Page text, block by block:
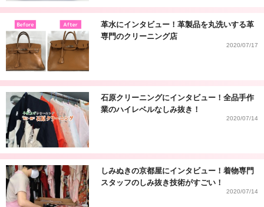
革水にインタビュー！革製品を丸洗いする革
専門のクリーニング店
2020/07/17
石原クリーニングにインタビュー！全品手作
業のハイレベルなしみ抜き！
2020/07/14
しみぬきの京都屋にインタビュー！着物専門
スタッフのしみ抜き技術がすごい！
2020/07/14